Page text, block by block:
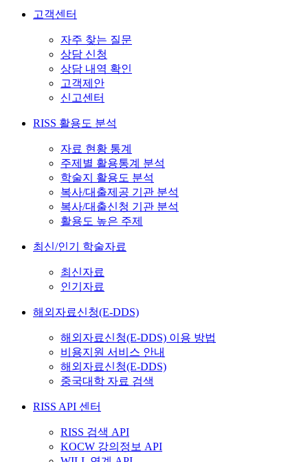
고객센터
자주 찾는 질문
상담 신청
상담 내역 확인
고객제안
신고센터
RISS 활용도 분석
자료 현황 통계
주제별 활용통계 분석
학술지 활용도 분석
복사/대출제공 기관 분석
복사/대출신청 기관 분석
활용도 높은 주제
최신/인기 학술자료
최신자료
인기자료
해외자료신청(E-DDS)
해외자료신청(E-DDS) 이용 방법
비용지원 서비스 안내
해외자료신청(E-DDS)
중국대학 자료 검색
RISS API 센터
RISS 검색 API
KOCW 강의정보 API